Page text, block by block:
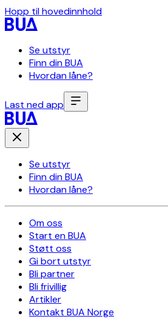
Hopp til hovedinnhold
Se utstyr
Finn din BUA
Hvordan låne?
Last ned app
Se utstyr
Finn din BUA
Hvordan låne?
Om oss
Start en BUA
Støtt oss
Gi bort utstyr
Bli partner
Bli frivillig
Artikler
Kontakt BUA Norge